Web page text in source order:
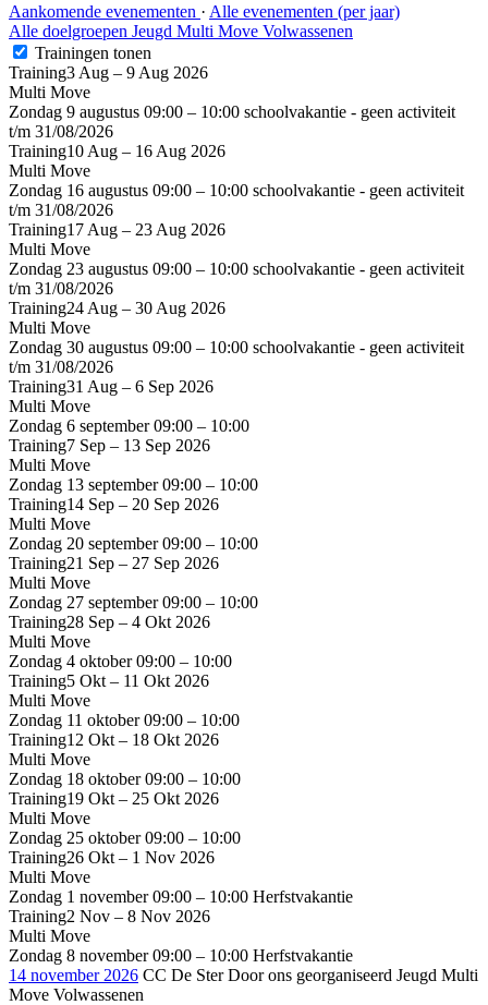
Aankomende evenementen · Alle evenementen (per jaar)
Alle doelgroepen Jeugd Multi Move Volwassenen
Trainingen tonen
Training3 Aug – 9 Aug 2026
Multi Move
Zondag 9 augustus 09:00 – 10:00 schoolvakantie - geen activiteit
t/m 31/08/2026
Training10 Aug – 16 Aug 2026
Multi Move
Zondag 16 augustus 09:00 – 10:00 schoolvakantie - geen activiteit
t/m 31/08/2026
Training17 Aug – 23 Aug 2026
Multi Move
Zondag 23 augustus 09:00 – 10:00 schoolvakantie - geen activiteit
t/m 31/08/2026
Training24 Aug – 30 Aug 2026
Multi Move
Zondag 30 augustus 09:00 – 10:00 schoolvakantie - geen activiteit
t/m 31/08/2026
Training31 Aug – 6 Sep 2026
Multi Move
Zondag 6 september 09:00 – 10:00
Training7 Sep – 13 Sep 2026
Multi Move
Zondag 13 september 09:00 – 10:00
Training14 Sep – 20 Sep 2026
Multi Move
Zondag 20 september 09:00 – 10:00
Training21 Sep – 27 Sep 2026
Multi Move
Zondag 27 september 09:00 – 10:00
Training28 Sep – 4 Okt 2026
Multi Move
Zondag 4 oktober 09:00 – 10:00
Training5 Okt – 11 Okt 2026
Multi Move
Zondag 11 oktober 09:00 – 10:00
Training12 Okt – 18 Okt 2026
Multi Move
Zondag 18 oktober 09:00 – 10:00
Training19 Okt – 25 Okt 2026
Multi Move
Zondag 25 oktober 09:00 – 10:00
Training26 Okt – 1 Nov 2026
Multi Move
Zondag 1 november 09:00 – 10:00 Herfstvakantie
Training2 Nov – 8 Nov 2026
Multi Move
Zondag 8 november 09:00 – 10:00 Herfstvakantie
14 november 2026 CC De Ster Door ons georganiseerd Jeugd Multi
Move Volwassenen